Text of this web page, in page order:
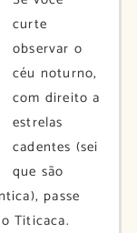
curte
observar o
céu noturno,
com direito a
estrelas
cadentes (sei
que são
passe
Titicaca.